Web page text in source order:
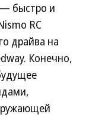
— быстро и
RC
драйва на
Конечно,